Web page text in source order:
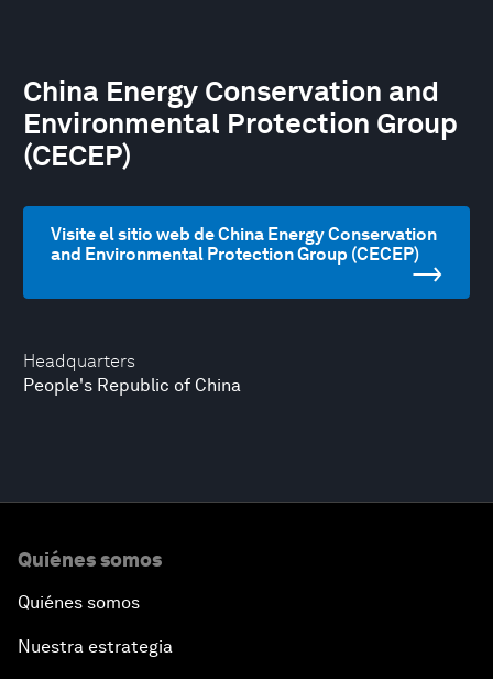
Headquarters
People's Republic of China
China Energy Conservation and
Environmental Protection Group
(CECEP)
Visite el sitio web de China Energy Conservation
and Environmental Protection Group (CECEP)
Quiénes somos
Quiénes somos
Nuestra estrategia